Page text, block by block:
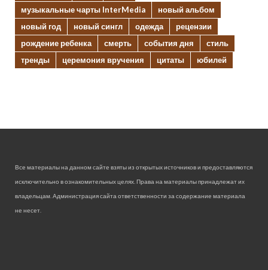
музыкальные чарты InterMedia
новый альбом
новый год
новый сингл одежда
рецензии
рождение ребенка
смерть события дня
стиль
тренды
церемония вручения цитаты юбилей
Все материалы на данном сайте взяты из открытых источников и предоставляются
исключительно в ознакомительных целях. Права на материалы принадлежат их
владельцам. Администрация сайта ответственности за содержание материала
не несет.